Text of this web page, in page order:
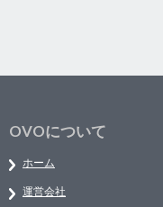
OVOについて
ホーム
運営会社